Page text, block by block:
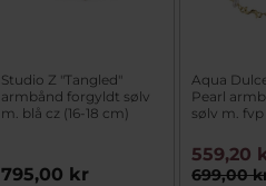
Studio Z "Tangled"
armbånd forgyldt sølv
m. blå cz (16-18 cm)
795,00 kr
Aqua
Pearl
sølv m. fvp
699,00
559,20